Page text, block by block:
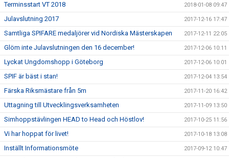
Terminsstart VT 2018 2018-01-08 09:47
Julavslutning 2017 2017-12-16 17:47
Samtliga SPIFARE medaljörer vid Nordiska Mästerskapen 2017-12-11 22:05
Glöm inte Julavslutningen den 16 december! 2017-12-06 10:11
Lyckat Ungdomshopp i Göteborg 2017-12-06 10:01
SPIF är bäst i stan! 2017-12-04 13:54
Färska Riksmästare från 5m 2017-11-20 16:42
Uttagning till Utvecklingsverksamheten 2017-11-09 13:50
Simhoppstävlingen HEAD to Head och Höstlov! 2017-10-25 11:56
Vi har hoppat för livet! 2017-10-18 13:08
Inställt Informationsmöte 2017-09-12 10:47